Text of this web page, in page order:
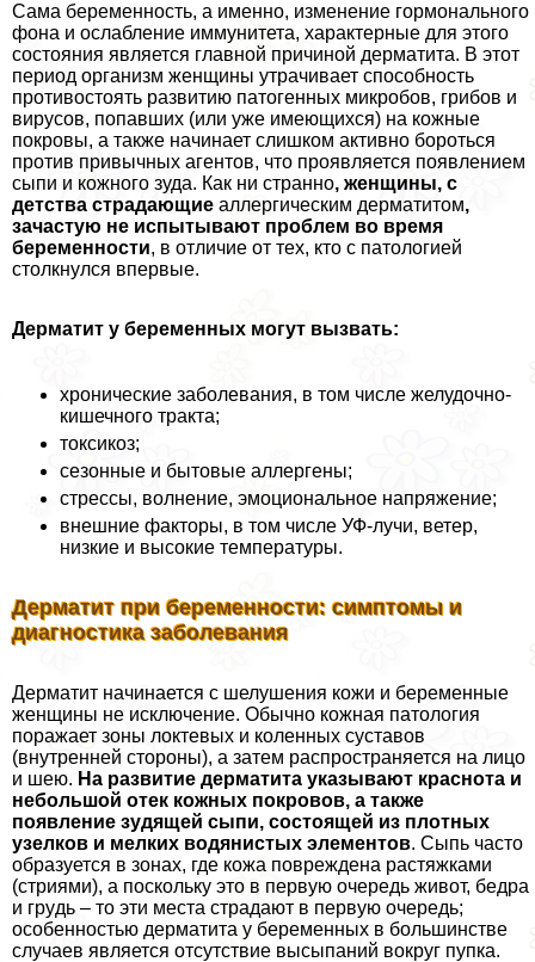
Сама беременность, а именно, изменение гормонального
фона и ослабление иммунитета, хаpaктерные для этого
состояния является главной причиной дерматита. В этот
период организм женщины утрачивает способность
противостоять развитию патогенных микробов, грибов и
вирусов, попавших (или уже имеющихся) на кожные
покровы, а также начинает слишком активно бороться
против привычных агентов, что проявляется появлением
сыпи и кожного зуда. Как ни странно, женщины, с
детства страдающие аллергическим дерматитом,
зачастую не испытывают проблем во время
беременности, в отличие от тех, кто с патологией
столкнулся впервые.
Дерматит у беременных могут вызвать:
хронические заболевания, в том числе желудочно-
кишечного тpaкта;
токсикоз;
сезонные и бытовые аллергены;
стрессы, волнение, эмоциональное напряжение;
внешние факторы, в том числе УФ-лучи, ветер,
низкие и высокие температуры.
Дерматит при беременности: симптомы и
диагностика заболевания
Дерматит начинается с шелушения кожи и беременные
женщины не исключение. Обычно кожная патология
поражает зоны локтевых и коленных суставов
(внутренней стороны), а затем распространяется на лицо
и шею. На развитие дерматита указывают краснота и
небольшой отек кожных покровов, а также
появление зудящей сыпи, состоящей из плотных
узелков и мелких водянистых элементов. Сыпь часто
образуется в зонах, где кожа повреждена растяжками
(стриями), а поскольку это в первую очередь живот, бедра
и гpyдь – то эти места страдают в первую очередь;
особенностью дерматита у беременных в большинстве
случаев является отсутствие высыпаний вокруг пупка.